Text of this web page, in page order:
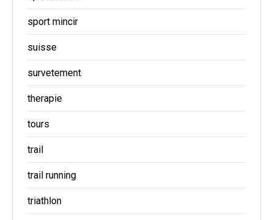
sport mincir
suisse
survetement
therapie
tours
trail
trail running
triathlon